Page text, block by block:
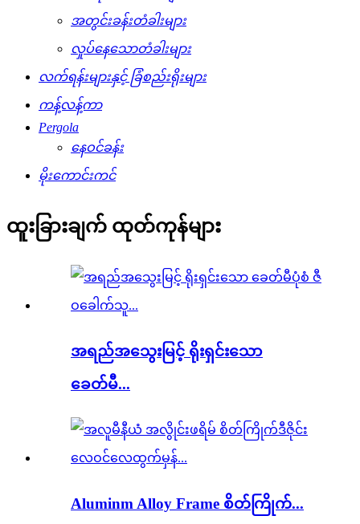
အတွင်းခန်းတံခါးများ
လှုပ်နေသောတံခါးများ
လက်ရန်းများနှင့် ခြံစည်းရိုးများ
ကန့်လန့်ကာ
Pergola
နေဝင်ခန်း
မိုးကောင်းကင်
ထူးခြားချက် ထုတ်ကုန်များ
အရည်အသွေးမြင့် ရိုးရှင်းသော
ခေတ်မီ...
Aluminm Alloy Frame စိတ်ကြိုက်...